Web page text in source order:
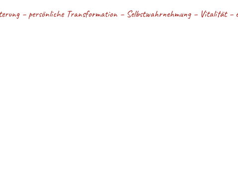
– persönliche Transformation – Selbstwahrnehmung – Vitalität –